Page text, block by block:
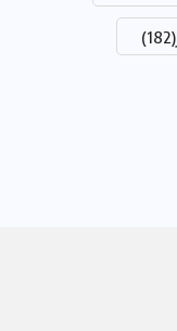
(182)